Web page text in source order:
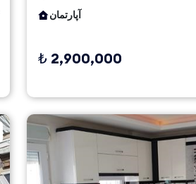
آپارتمان
₺ 2,900,000